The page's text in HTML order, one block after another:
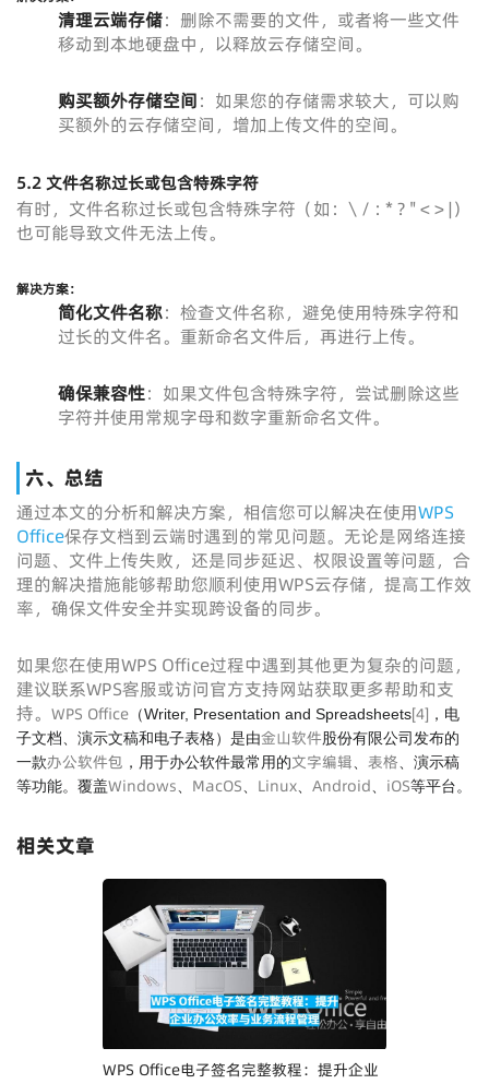
清理云端存储：删除不需要的文件，或者将一些文件
移动到本地硬盘中，以释放云存储空间。
购买额外存储空间：如果您的存储需求较大，可以购
买额外的云存储空间，增加上传文件的空间。
5.2 文件名称过长或包含特殊字符
有时，文件名称过长或包含特殊字符（如：\ / : * ? " < > |）
也可能导致文件无法上传。
解决方案：
简化文件名称：检查文件名称，避免使用特殊字符和
过长的文件名。重新命名文件后，再进行上传。
确保兼容性：如果文件包含特殊字符，尝试删除这些
字符并使用常规字母和数字重新命名文件。
六、总结
通过本文的分析和解决方案，相信您可以解决在使用WPS
Office保存文档到云端时遇到的常见问题。无论是网络连接
问题、文件上传失败，还是同步延迟、权限设置等问题，合
理的解决措施能够帮助您顺利使用WPS云存储，提高工作效
率，确保文件安全并实现跨设备的同步。
如果您在使用WPS Office过程中遇到其他更为复杂的问题，
建议联系WPS客服或访问官方支持网站获取更多帮助和支
持。 WPS Office （Writer, Presentation and Spreadsheets[4] ，电
子文档、演示文稿和电子表格）是由金山软件股份有限公司发布的
一款办公软件包 ，用于办公软件最常用的文字编辑 表格 、演示稿
等功能。覆盖Windows MacOS Linux Android iOS等平台。
相关文章
WPS Office电子签名完整教程：提升企业